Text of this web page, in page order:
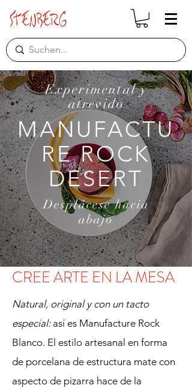
Experimental y
atrevido
MANUFACTU
RE ROCK
DESERT
Desplácese hacia
abajo
CREE ARTE EN LA MESA
Natural, original y con un tacto
especial:así es Manufacture Rock
Blanco. El estilo artesanal en forma
de porcelana de estructura mate con
aspecto de pizarra hace de la